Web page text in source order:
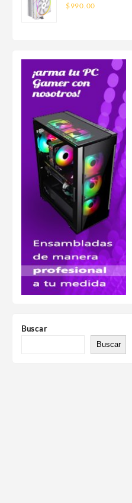
ULTRA
P/CPU
HEX50,RGB,4
PIPAS,TDP
220W,AMD/
120MM,PWN
4 PIN+ARGB
3
PIN,BLANCO
$990.00
Buscar
Buscar